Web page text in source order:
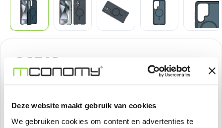
Deze website maakt gebruik van cookies
We gebruiken cookies om content en advertenties te
Normale prijs:
€ 37,18
Prijzen excl. BTW
Producthoeveelheid: Voer de